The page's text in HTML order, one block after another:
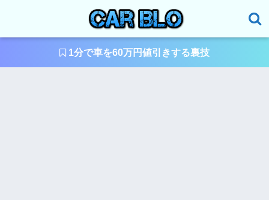
1分で車を60万円値引きする裏技